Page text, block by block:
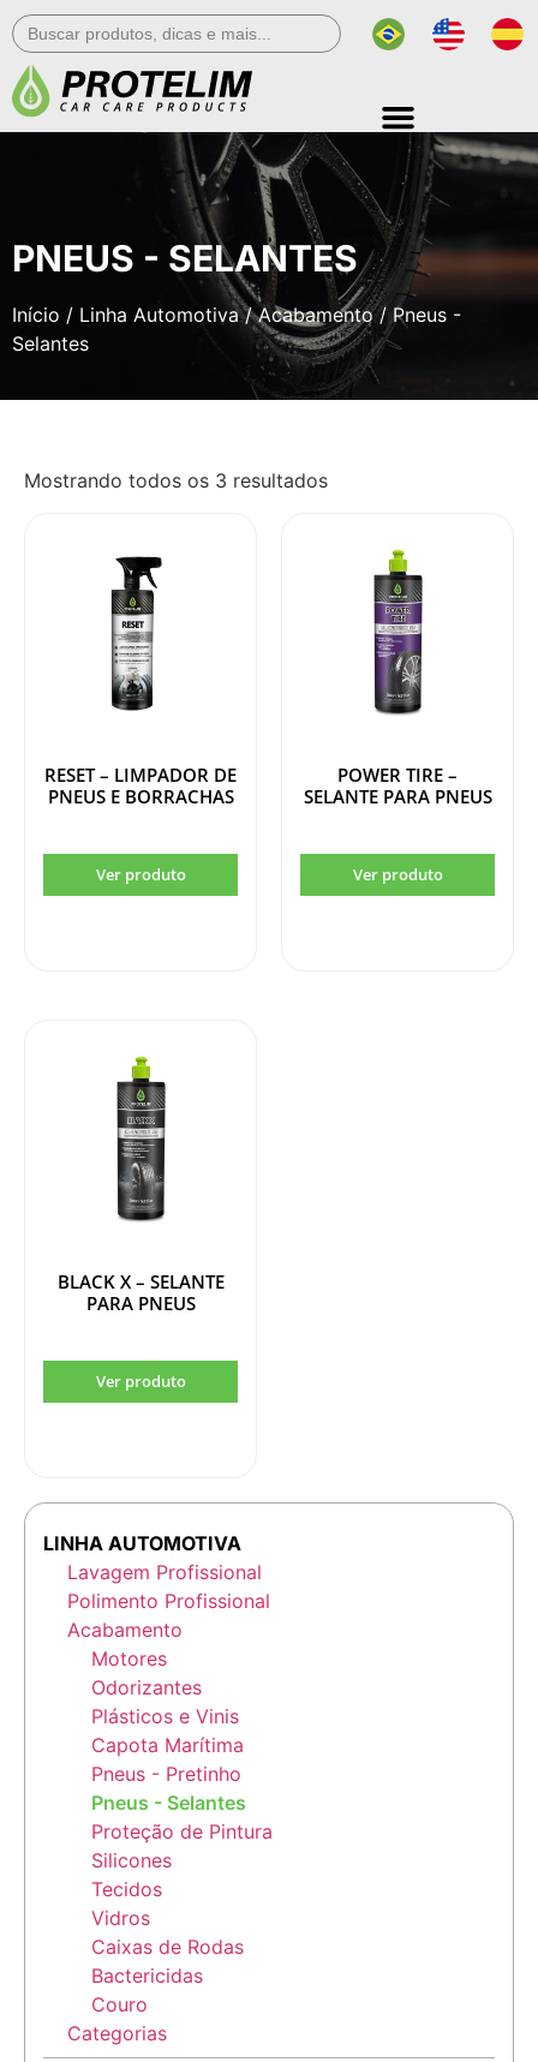
Search
for:
PNEUS - SELANTES
Início / Linha Automotiva/Acabamento/ Pneus -
Selantes
LINHA AUTOMOTIVA
Lavagem Profissional
Polimento Profissional
Acabamento
Motores
Odorizantes
Plásticos e Vinis
Capota Marítima
Pneus - Pretinho
Pneus - Selantes
Proteção de Pintura
Silicones
Tecidos
Vidros
Caixas de Rodas
Bactericidas
Couro
Categorias
Mostrando todos os 3 resultados
RESET – LIMPADOR DE
PNEUS E BORRACHAS
POWER TIRE –
SELANTE PARA PNEUS
BLACK X – SELANTE
PARA PNEUS